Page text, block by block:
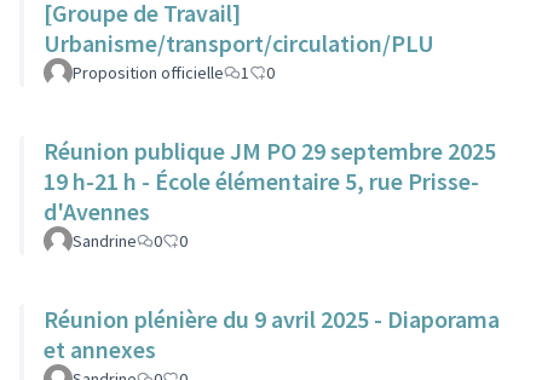
[Groupe de Travail]
Urbanisme/transport/circulation/PLU
Proposition officielle 1 0
Réunion publique JM PO 29 septembre 2025
19 h-21 h - École élémentaire 5, rue Prisse-
d'Avennes
Sandrine 0 0
Réunion plénière du 9 avril 2025 - Diaporama
et annexes